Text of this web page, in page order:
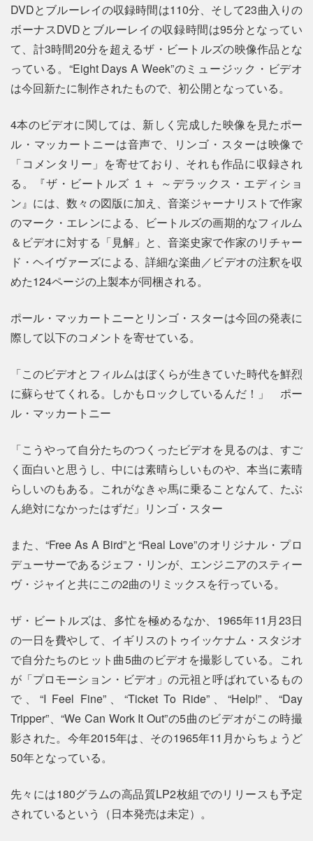
DVDとブルーレイの収録時間は110分、そして23曲入りの
ボーナスDVDとブルーレイの収録時間は95分となってい
て、計3時間20分を超えるザ・ビートルズの映像作品とな
っている。“Eight Days A Week”のミュージック・ビデオ
は今回新たに制作されたもので、初公開となっている。
4本のビデオに関しては、新しく完成した映像を見たポー
ル・マッカートニーは音声で、リンゴ・スターは映像で
「コメンタリー」を寄せており、それも作品に収録され
る。『ザ・ビートルズ １＋ ～デラックス・エディショ
ン』には、数々の図版に加え、音楽ジャーナリストで作家
のマーク・エレンによる、ビートルズの画期的なフィルム
＆ビデオに対する「見解」と、音楽史家で作家のリチャー
ド・ヘイヴァーズによる、詳細な楽曲／ビデオの注釈を収
めた124ページの上製本が同梱される。
ポール・マッカートニーとリンゴ・スターは今回の発表に
際して以下のコメントを寄せている。
「このビデオとフィルムはぼくらが生きていた時代を鮮烈
に蘇らせてくれる。しかもロックしているんだ！」 ポー
ル・マッカートニー
「こうやって自分たちのつくったビデオを見るのは、すご
く面白いと思うし、中には素晴らしいものや、本当に素晴
らしいのもある。これがなきゃ馬に乗ることなんて、たぶ
ん絶対になかったはずだ」リンゴ・スター
また、“Free As A Bird”と“Real Love”のオリジナル・プロ
デューサーであるジェフ・リンが、エンジニアのスティー
ヴ・ジャイと共にこの2曲のリミックスを行っている。
ザ・ビートルズは、多忙を極めるなか、1965年11月23日
の一日を費やして、イギリスのトゥイッケナム・スタジオ
で自分たちのヒット曲5曲のビデオを撮影している。これ
が「プロモーション・ビデオ」の元祖と呼ばれているもの
で、“I Feel Fine”、“Ticket To Ride”、“Help!”、“Day
Tripper”、“We Can Work It Out”の5曲のビデオがこの時撮
影された。今年2015年は、その1965年11月からちょうど
50年となっている。
先々には180グラムの高品質LP2枚組でのリリースも予定
されているという（日本発売は未定）。